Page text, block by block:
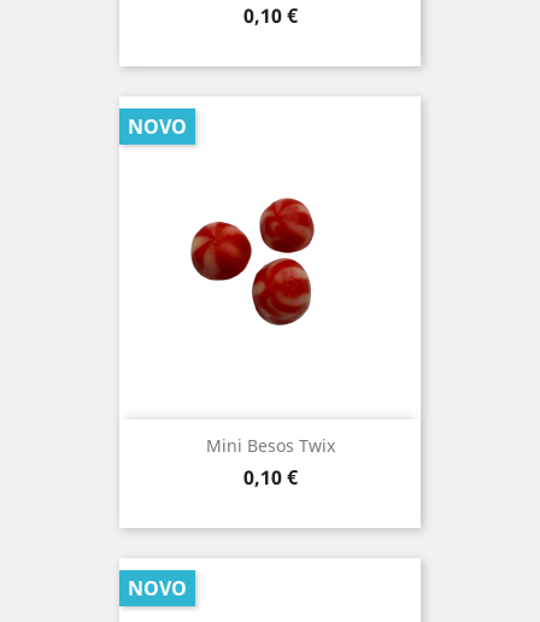
Prezo
0,10 €
Mini Besos Twix
Prezo
0,10 €
NOVO
NOVO